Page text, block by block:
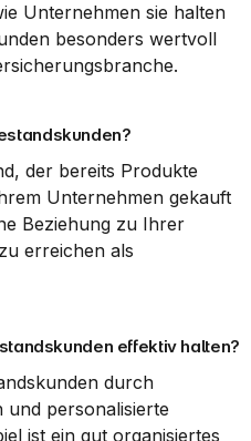
Unternehmen sie halten
besonders wertvoll
der bereits Produkte
Unternehmen gekauft
Beziehung zu Ihrer
erreichen als
effektiv halten?
durch
und personalisierte